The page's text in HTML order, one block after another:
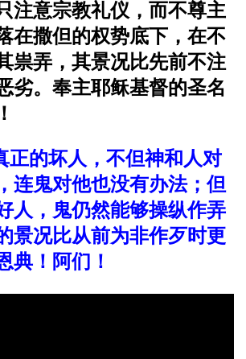
注意宗教礼仪，而不尊主
在撒但的权势底下，在不
祟弄，其景况比先前不注
劣。 奉主耶稣基督的圣名
正的坏人，不但神和人对
连鬼对他也没有办法；但
人，鬼仍然能够操纵作弄
景况比从前为非作歹时更
典！阿们！